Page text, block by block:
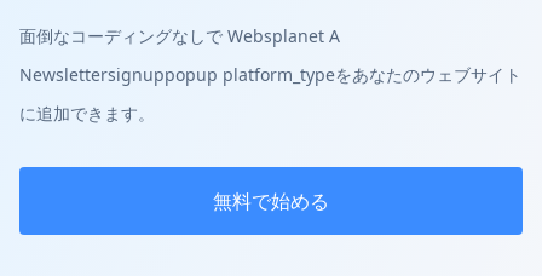
面倒なコーディングなしで Websplanet A
Newslettersignuppopup platform_typeをあなたのウェブサイト
に追加できます。
無料で始める